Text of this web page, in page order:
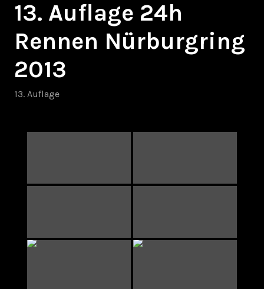
13. Auflage 24h
Rennen Nürburgring
2013
13. Auflage